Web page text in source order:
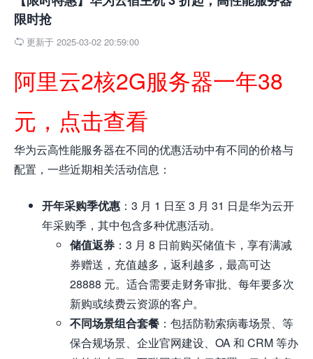
限时抢
 更新于 2025-03-02 20:59:00
阿里云2核2G服务器一年38
元，点击查看
华为云高性能服务器在不同的优惠活动中有不同的价格与
配置，一些近期相关活动信息：
开年采购季优惠 ：3 月 1 日至 3 月 31 日是华为云开
年采购季，其中包含多种优惠活动。
储值返券 ：3 月 8 日前购买储值卡，享有满减
券赠送，充值越多，返利越多，最高可达
28888 元。适合需要走财务审批、每年要多次
新购或续费云资源的客户。
不同场景组合套餐 ：包括防勒索病毒场景、等
保合规场景、企业官网建设、OA 和 CRM 等办